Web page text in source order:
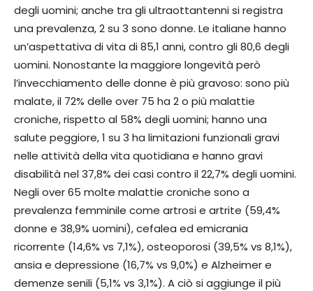
degli uomini; anche tra gli ultraottantenni si registra
una prevalenza, 2 su 3 sono donne. Le italiane hanno
un’aspettativa di vita di 85,1 anni, contro gli 80,6 degli
uomini. Nonostante la maggiore longevità però
l’invecchiamento delle donne è più gravoso: sono più
malate, il 72% delle over 75 ha 2 o più malattie
croniche, rispetto al 58% degli uomini; hanno una
salute peggiore, 1 su 3 ha limitazioni funzionali gravi
nelle attività della vita quotidiana e hanno gravi
disabilità nel 37,8% dei casi contro il 22,7% degli uomini.
Negli over 65 molte malattie croniche sono a
prevalenza femminile come artrosi e artrite (59,4%
donne e 38,9% uomini), cefalea ed emicrania
ricorrente (14,6% vs 7,1%), osteoporosi (39,5% vs 8,1%),
ansia e depressione (16,7% vs 9,0%) e Alzheimer e
demenze senili (5,1% vs 3,1%). A ciò si aggiunge il più